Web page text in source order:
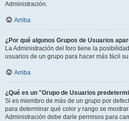
Administración.
Arriba
¿Por qué algunos Grupos de Usuarios
La Administración del foro tiene la
usuarios de un grupo para hacer más fácil
Arriba
¿Qué es un "Grupo de Usuarios
Si es miembro de más de un grupo por
para determinar qué color y rango se
Administración debe darle permisos para